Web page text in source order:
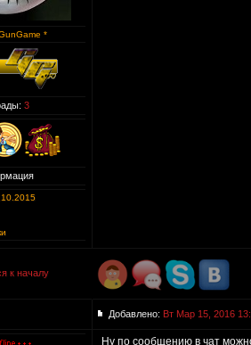
*
3
к началу
Добавлено: Вт Мар 15, 2016
Ну по сообщению в чат